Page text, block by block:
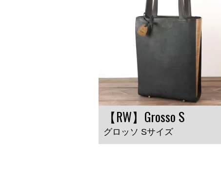
【RW】Grosso S
グロッソ Sサイズ